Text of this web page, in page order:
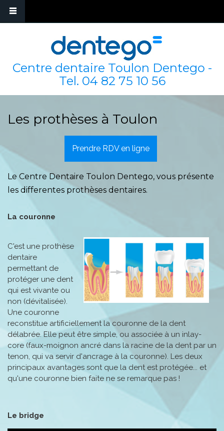
Centre dentaire Toulon Dentego -
Tel. 04 82 75 10 56
Les prothèses à Toulon
Prendre RDV en ligne
Le Centre Dentaire Toulon Dentego, vous présente
les differentes prothèses dentaires.
La couronne
C'est une prothèse
dentaire
permettant de
protéger une dent
qui est vivante ou
non (dévitalisée).
Une couronne
reconstitue artificiellement la couronne de la dent
délabrée. Elle peut être simple, ou associée à un inlay-
core (faux-moignon ancré dans la racine de la dent par un
tenon, qui va servir d'ancrage à la couronne). Les deux
principaux avantages sont que la dent est protégée... et
qu'une couronne bien faite ne se remarque pas !
Le bridge